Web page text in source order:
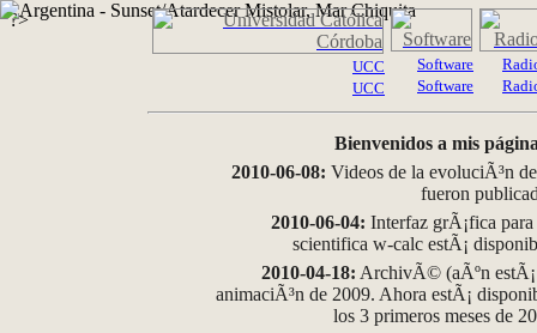
?>
UCC
UCC
Software
Software
Bienvenidos a mis
2010-06-08: Videos de la evoluciÃ³n
fueron
2010-06-04: Interfaz grÃ¡fica
scientifica w-calc estÃ¡
2010-04-18: ArchivÃ© (aÃºn
animaciÃ³n de 2009. Ahora estÃ¡
los 3 primeros meses de